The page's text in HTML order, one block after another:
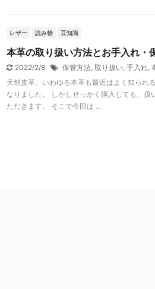
レザー 読み物 豆知識
本革の取り扱い方法とお手入れ・
2022/2/8 保管方法, 取り扱い, 手入れ,
天然皮革、いわゆる本革も最近はよく知られ
なりました。 しかしせっかく購入しても、
ただきます。 そこで今回は ...